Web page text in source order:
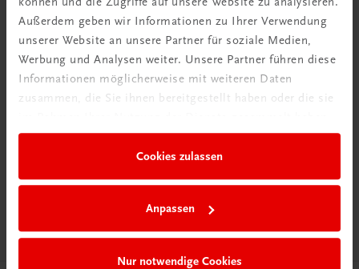
Außerdem geben wir Informationen zu Ihrer Verwendung
unserer Website an unsere Partner für soziale Medien,
Werbung und Analysen weiter. Unsere Partner führen diese
Informationen möglicherweise mit weiteren Daten
zusammen, die Sie ihnen bereitgestellt haben oder die sie
Cookies zulassen
Anpassen
Nur notwendige Cookies
Klassenzimmer“